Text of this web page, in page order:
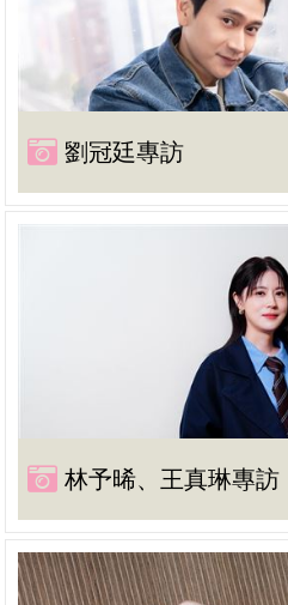
劉冠廷專訪
林予晞、王真琳專訪